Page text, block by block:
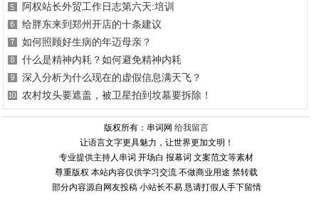
阿权站长外贸工作日志第六天:培训
给胖东来到郑州开店的十条建议
如何照顾好生病的年迈母亲？
什么是精神内耗？如何避免精神内耗
深入分析为什么现在的虚假信息满天飞？
农村坟头要遮盖，被卫星拍到坟墓要拆除！
版权所有：串词网给我留言
让语言文字更具魅力，让世界更加文明！
专业提供主持人串词 开场白 报幕词 文案范文等素材
尊重版权 本站内容仅供学习交流 不做商业用途 禁转载
部分内容源自网友投稿 小站长不易 恳请打假人手下留情